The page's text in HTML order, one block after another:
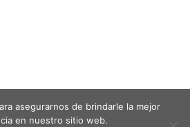
asegurarnos de brindarle la mejor
en nuestro sitio web.